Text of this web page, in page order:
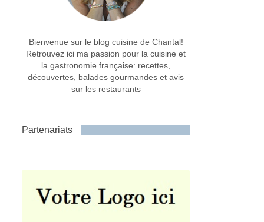
Bienvenue sur le blog cuisine de Chantal!
Retrouvez ici ma passion pour la cuisine et
la gastronomie française: recettes,
découvertes, balades gourmandes et avis
sur les restaurants
Partenariats